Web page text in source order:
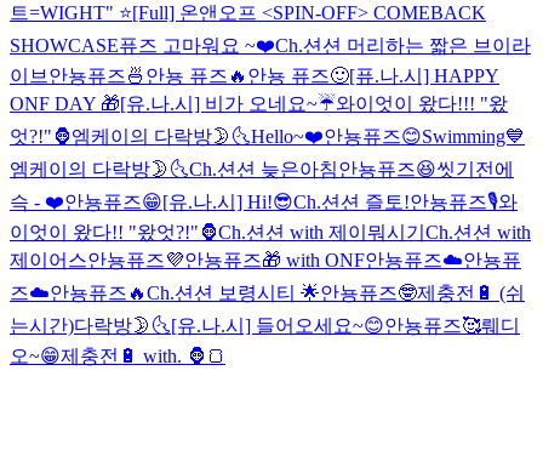
트=WIGHT" ⭐️[Full] 온앤오프 <SPIN-OFF> COMEBACK
SHOWCASE퓨즈 고마워요 ~❤️Ch.션션 머리하는 짧은 브이라
이브 안뇽퓨즈🍜 안뇽 퓨즈🔥 안뇽 퓨즈🙂[퓨.나.시] HAPPY
ONF DAY 🎁[유.나.시] 비가 오네요~☔️와이엇이 왔다!!! "왔
엇?!"🦍엠케이의 다락방🌛🌜Hello~❤️안뇽퓨즈😊Swimming💙
엠케이의 다락방🌛🌜Ch.션션 늦은아침안뇽퓨즈😆씻기전에
슥 - ❤️안뇽퓨즈😁[유.나.시] Hi!😎Ch.션션 즐토!안뇽퓨즈🎙와
이엇이 왔다!! "왔엇?!"🦍Ch.션션 with 제이뭐시기 Ch.션션 with
제이어스안뇽퓨즈💜안뇽퓨즈🎁 with ONF안뇽퓨즈☁️안뇽퓨
즈☁️안뇽퓨즈🔥Ch.션션 보령시티 🌟안뇽퓨즈🤓제충전🔋 (쉬
는시간)다락방🌛🌜[유.나.시] 들어오세요~😊안뇽퓨즈🥰뤠디
오~😁제충전🔋 with. 🦍🍞